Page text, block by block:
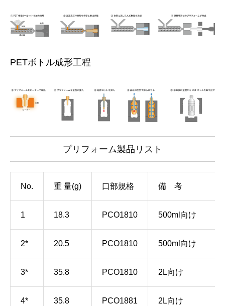
PETボトル成形工程
プリフォーム製品リスト
No. 重 量(g) 口部規格 備 考
1 18.3 PCO1810 500ml向け
2* 20.5 PCO1810 500ml向け
3* 35.8 PCO1810 2L向け
4* 35.8 PCO1881 2L向け